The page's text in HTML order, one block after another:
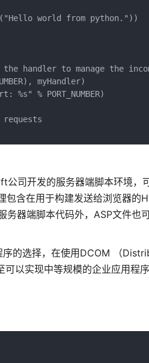
world from python."))
handler to manage the
myHandler)
%s" % PORT_NUMBER)
requests
司开发的服务器端脚本环境，
包含在用于构建发送给浏览器
务器端脚本代码外，ASP文件
序的选择，在使用DCOM （
以实现中等规模的企业应用程序